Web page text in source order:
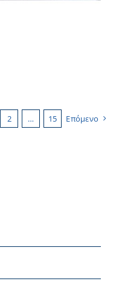
2 … 15 Επόμενο